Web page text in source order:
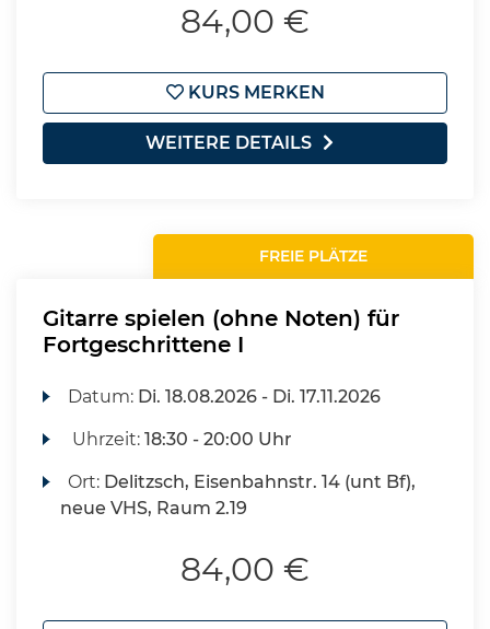
84,00 €
KURS MERKEN
WEITERE DETAILS
FREIE PLÄTZE
Gitarre spielen (ohne Noten) für
Fortgeschrittene I
Datum: Di. 18.08.2026 - Di. 17.11.2026
Uhrzeit:18:30 - 20:00 Uhr
Ort: Delitzsch, Eisenbahnstr. 14 (unt Bf),
neue VHS, Raum 2.19
84,00 €